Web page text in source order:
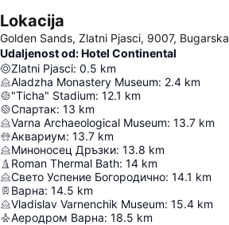
Lokacija
Golden Sands, Zlatni Pjasci, 9007, Bugarska
Udaljenost od: Hotel Continental
Zlatni Pjasci: 0.5 km
Aladzha Monastery Museum: 2.4 km
"Ticha" Stadium: 12.1 km
Спартак: 13 km
Varna Archaeological Museum: 13.7 km
Аквариум: 13.7 km
Миноносец Дръзки: 13.8 km
Roman Thermal Bath: 14 km
Свето Успение Богородично: 14.1 km
Варна: 14.5 km
Vladislav Varnenchik Museum: 15.4 km
Аеродром Варна: 18.5 km